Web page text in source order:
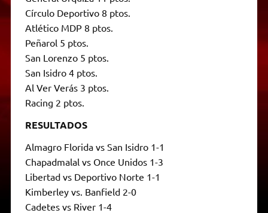
Círculo Deportivo 8 ptos.
Atlético MDP 8 ptos.
Peñarol 5 ptos.
San Lorenzo 5 ptos.
San Isidro 4 ptos.
Al Ver Verás 3 ptos.
Racing 2 ptos.
RESULTADOS
Almagro Florida vs San Isidro 1-1
Chapadmalal vs Once Unidos 1-3
Libertad vs Deportivo Norte 1-1
Kimberley vs. Banfield 2-0
Cadetes vs River 1-4